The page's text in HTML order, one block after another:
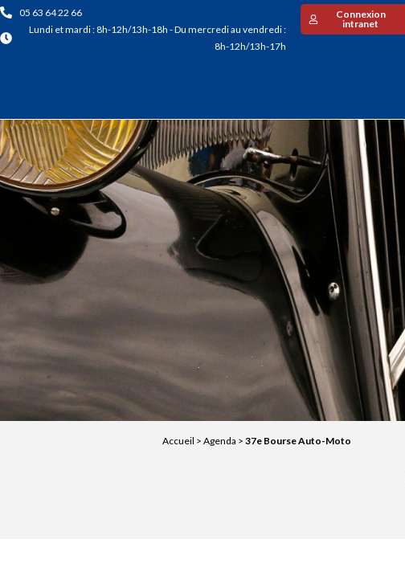
05 63 64 22 66
Lundi et mardi : 8h-12h/13h-18h - Du mercredi au vendredi :
8h-12h/13h-17h
Connexion
intranet
Accueil > Agenda > 37e Bourse Auto-Moto